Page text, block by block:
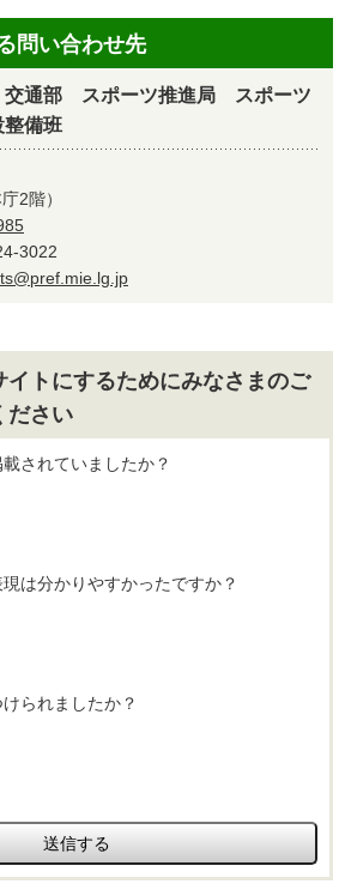
問い合わせ先
通部 スポーツ推進局 スポーツ
備班
2階）
3022
イトにするためにみなさまのご
ださい
されていましたか？
は分かりやすかったですか？
られましたか？